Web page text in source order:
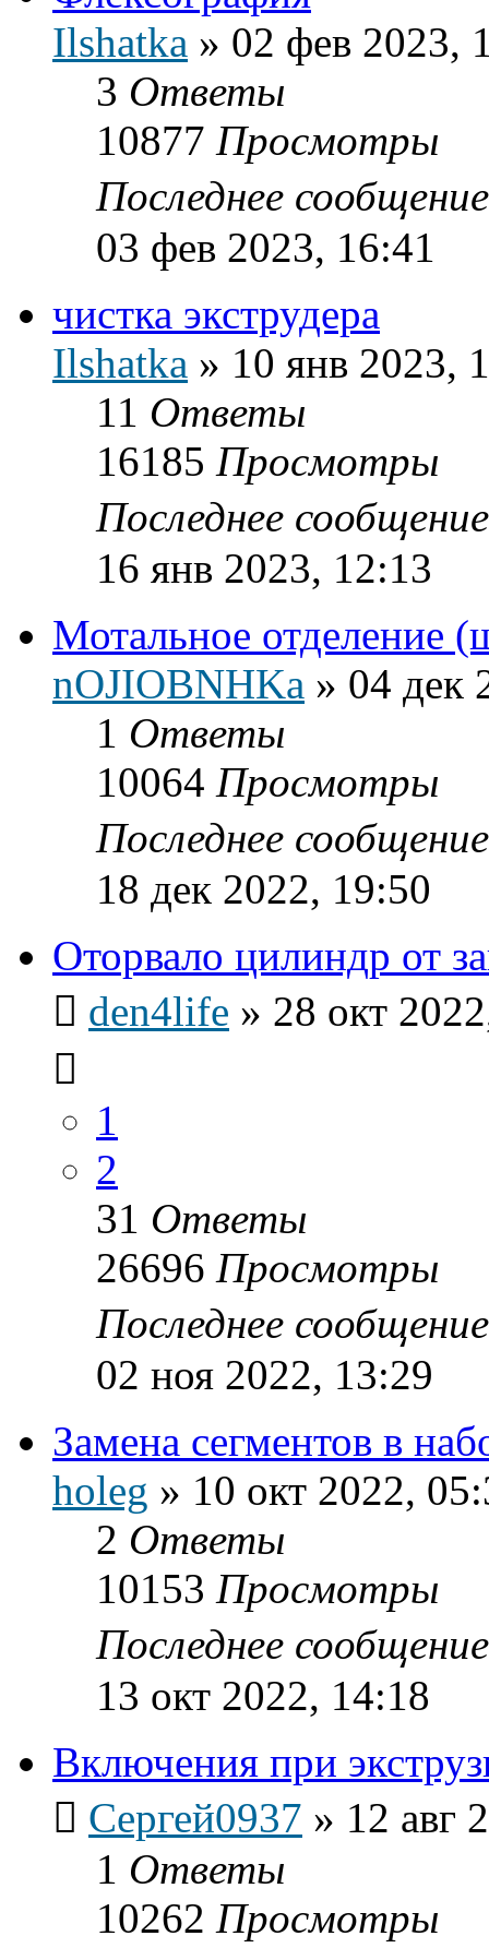
Ilshatka » 02 фев 2023,
3 Ответы
10877 Просмотры
Последнее
03 фев 2023, 16:41
чистка экструдера
Ilshatka » 10 янв 2023,
11 Ответы
16185 Просмотры
Последнее
16 янв 2023, 12:13
Мотальное отделение
nOJIOBNHKa » 04 дек
1 Ответы
10064 Просмотры
Последнее
18 дек 2022, 19:50
Оторвало цилиндр от
den4life » 28 окт
1
2
31 Ответы
26696 Просмотры
Последнее
02 ноя 2022, 13:29
Замена сегментов в
holeg » 10 окт 2022,
2 Ответы
10153 Просмотры
Последнее
13 окт 2022, 14:18
Включения при
Сергей0937 » 12 авг
1 Ответы
10262 Просмотры